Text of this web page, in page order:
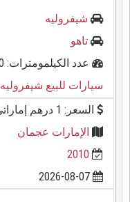
شيفروليه
تاهو
عدد الكيلمومترات: 124000 كم
سيارات للبيع شيفروليه
السعر: 1 درهم إماراتى
الإمارات عجمان
2010